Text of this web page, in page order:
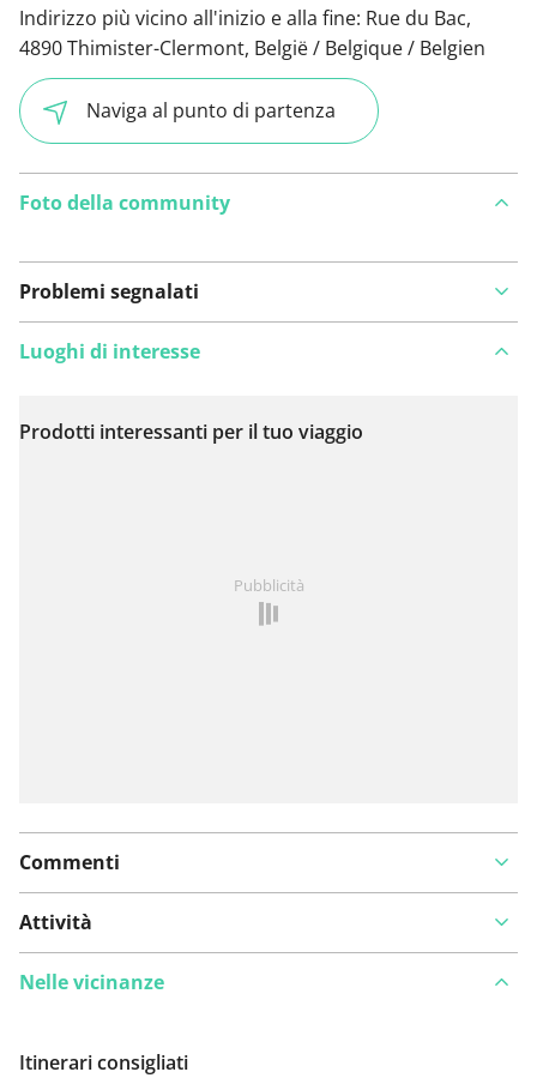
Indirizzo più vicino all'inizio e alla fine: Rue du Bac,
4890 Thimister-Clermont, België / Belgique / Belgien
Naviga al punto di partenza
Foto della community
Problemi segnalati
Visualizza sulla mappa
Luoghi di interesse
Prodotti interessanti per il tuo viaggio
Pubblicità
Commenti
Attività
Nelle vicinanze
Itinerari consigliati